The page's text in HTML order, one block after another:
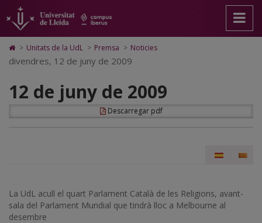
12
de
juny
de
2009
pàgina
principal.
Universitat
Lleida
contingut
principal
Mapa
Web.
Universitat
Cerca
Accessibilitat.
Universitat
Lleida
Icono
de
Home
ir
a
página
de
> Unitats de la UdL > Premsa > Noticies
divendres, 12 de juny de 2009
12 de juny de 2009
Descarregar pdf
La UdL acull el quart Parlament Català de les Religions, avant-
sala del Parlament Mundial que tindrà lloc a Melbourne al
desembre